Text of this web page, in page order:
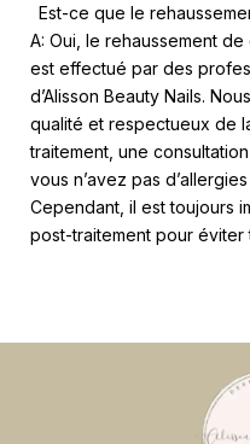
Est-ce que le
A: Oui, le rehaussement de
est effectué par des
d’Alisson Beauty Nails.
qualité et respectueux de
traitement, une
vous n’avez pas
Cependant, il est toujours
post-traitement pour éviter